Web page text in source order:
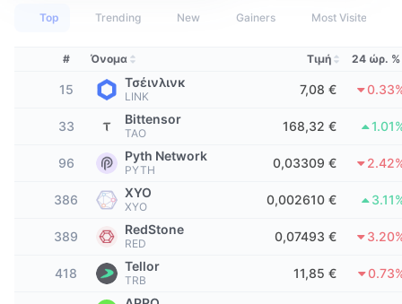
Πίνακες κατάταξης
Δημοφιλή
Προσεχώς
Προστέθηκε πρόσφατα
Κερδισμένα & Χαμένα
Περισσότερες επισκέψεις
Κλίμα κοινότητας
Δείκτες
Δείκτης Φόβου και Απληστίας
Δείκτης εποχής των altcoins
Δείκτες κύκλου αγοράς
Κυριαρχία Bitcoin
Δείκτης CoinMarketCap 20
Spot
Παράγωγα
DEX API
Επιχείρηση
Τιμές
Τεκμηρίωση
Συχνές ερωτήσεις
Ενσωματώσεις AI
Μετατροπέας
Ενημερωτικό δελτίο
CMC Launch
CMC Labs
Κορυφαίες Ειδήσεις
Telegram Bot
Top Trending New Gainers Most Visited
# Όνομα Τιμή 24 ώρ. %
15 Τσέινλινκ
LINK 7,08 €
33 Bittensor
TAO 168,32 €
96 Pyth Network
PYTH 0,03309 €
386 XYO
XYO 0,002610 €
389 RedStone
RED 0,07493 €
418 Tellor
TRB 11,85 €